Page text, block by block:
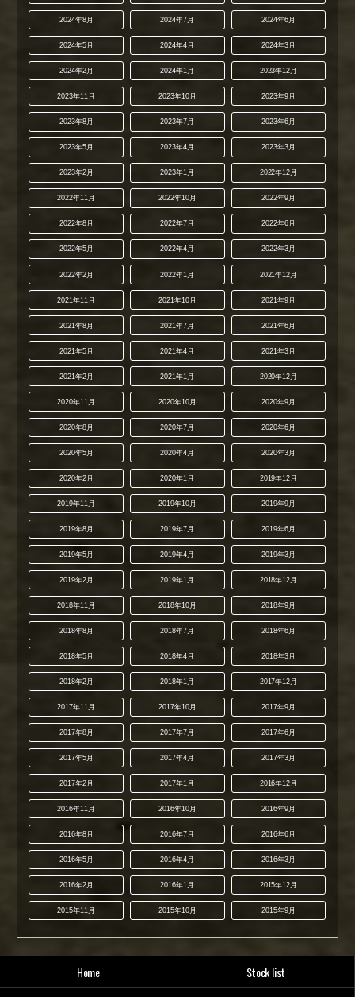
2024年8月 2024年7月 2024年6月
2024年5月 2024年4月 2024年3月
2024年2月 2024年1月 2023年12月
2023年11月 2023年10月 2023年9月
2023年8月 2023年7月 2023年6月
2023年5月 2023年4月 2023年3月
2023年2月 2023年1月 2022年12月
2022年11月 2022年10月 2022年9月
2022年8月 2022年7月 2022年6月
2022年5月 2022年4月 2022年3月
2022年2月 2022年1月 2021年12月
2021年11月 2021年10月 2021年9月
2021年8月 2021年7月 2021年6月
2021年5月 2021年4月 2021年3月
2021年2月 2021年1月 2020年12月
2020年11月 2020年10月 2020年9月
2020年8月 2020年7月 2020年6月
2020年5月 2020年4月 2020年3月
2020年2月 2020年1月 2019年12月
2019年11月 2019年10月 2019年9月
2019年8月 2019年7月 2019年6月
2019年5月 2019年4月 2019年3月
2019年2月 2019年1月 2018年12月
2018年11月 2018年10月 2018年9月
2018年8月 2018年7月 2018年6月
2018年5月 2018年4月 2018年3月
2018年2月 2018年1月 2017年12月
2017年11月 2017年10月 2017年9月
2017年8月 2017年7月 2017年6月
2017年5月 2017年4月 2017年3月
2017年2月 2017年1月 2016年12月
2016年11月 2016年10月 2016年9月
2016年8月 2016年7月 2016年6月
2016年5月 2016年4月 2016年3月
2016年2月 2016年1月 2015年12月
2015年11月 2015年10月 2015年9月
Home
Stock list